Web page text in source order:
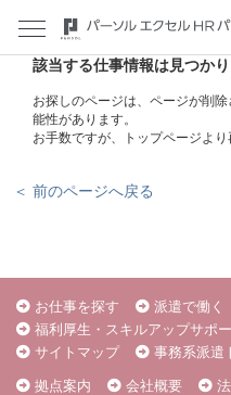
該当する仕事情報は見つかり
お探しのページは、ページが削
能性があります。
お手数ですが、トップページよ
＜ 前のページへ戻る
お仕事を探す 派遣で働く
福利厚生・スキルアップサポ
サイトマップ
事務系派遣
拠点案内
会社概要